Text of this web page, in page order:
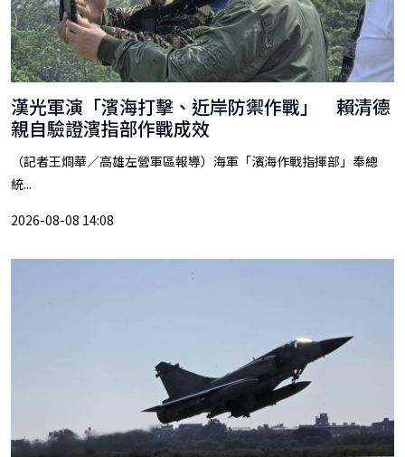
漢光軍演「濱海打擊、近岸防禦作戰」 賴清德
親自驗證濱指部作戰成效
（記者王烱華／高雄左營軍區報導）海軍「濱海作戰指揮部」奉總
統...
2026-08-08 14:08